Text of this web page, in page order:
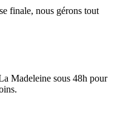
finale, nous gérons tout
Madeleine sous 48h pour